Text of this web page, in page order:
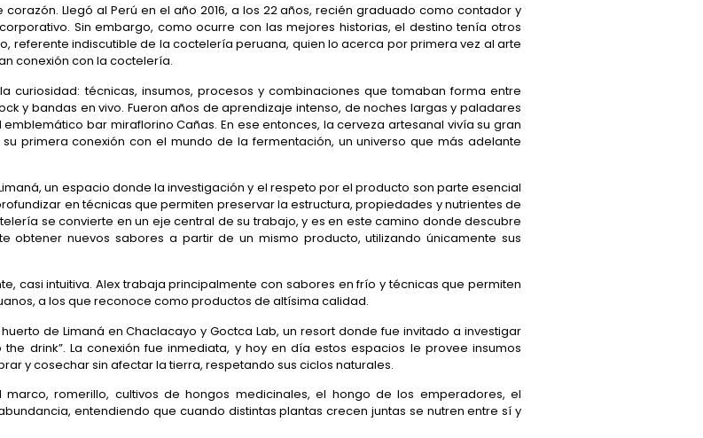
Llegó al Perú en el año 2016, a los 22 años, recién graduado como contador y
Sin embargo, como ocurre con las mejores historias, el destino tenía otros
referente indiscutible de la coctelería peruana, quien lo acerca por primera vez al arte
conexión con la coctelería.
curiosidad: técnicas, insumos, procesos y combinaciones que tomaban forma entre
y bandas en vivo. Fueron años de aprendizaje intenso, de noches largas y paladares
bar miraflorino Cañas. En ese entonces, la cerveza artesanal vivía su gran
primera conexión con el mundo de la fermentación, un universo que más adelante
un espacio donde la investigación y el respeto por el producto son parte esencial
en técnicas que permiten preservar la estructura, propiedades y nutrientes de
se convierte en un eje central de su trabajo, y es en este camino donde descubre
obtener nuevos sabores a partir de un mismo producto, utilizando únicamente sus
casi intuitiva. Alex trabaja principalmente con sabores en frío y técnicas que permiten
a los que reconoce como productos de altísima calidad.
de Limaná en Chaclacayo y Goctca Lab, un resort donde fue invitado a investigar
drink”. La conexión fue inmediata, y hoy en día estos espacios le provee insumos
y cosechar sin afectar la tierra, respetando sus ciclos naturales.
romerillo, cultivos de hongos medicinales, el hongo de los emperadores, el
entendiendo que cuando distintas plantas crecen juntas se nutren entre sí y